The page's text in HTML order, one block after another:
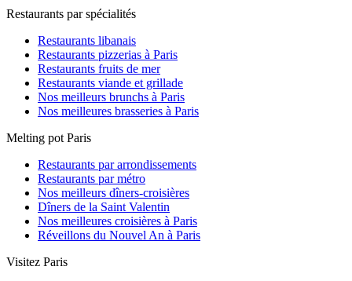
Restaurants par spécialités
Restaurants libanais
Restaurants pizzerias à Paris
Restaurants fruits de mer
Restaurants viande et grillade
Nos meilleurs brunchs à Paris
Nos meilleures brasseries à Paris
Melting pot Paris
Restaurants par arrondissements
Restaurants par métro
Nos meilleurs dîners-croisières
Dîners de la Saint Valentin
Nos meilleures croisières à Paris
Réveillons du Nouvel An à Paris
Visitez Paris